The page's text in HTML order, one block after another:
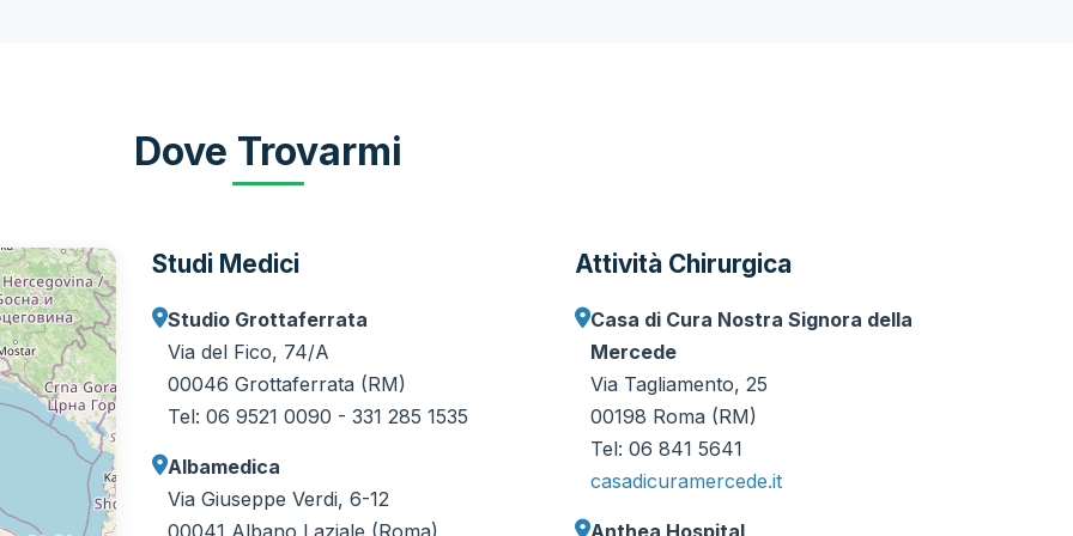
Dove Trovarmi
Studi Medici
Studio Grottaferrata
Via del Fico, 74/A
00046 Grottaferrata (RM)
Tel: 06 9521 0090 - 331 285 1535
Albamedica
Via Giuseppe Verdi, 6-12
Attività Chirurgica
Casa di Cura Nostra Signora della
Mercede
Via Tagliamento, 25
00198 Roma (RM)
Tel: 06 841 5641
casadicuramercede.it